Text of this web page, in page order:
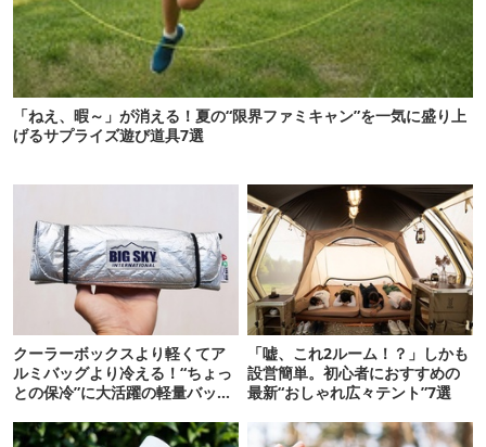
「ねえ、暇～」が消える！夏の“限界ファミキャン”を一気に盛り上
げるサプライズ遊び道具7選
クーラーボックスより軽くてア
ルミバッグより冷える！“ちょっ
との保冷”に大活躍の軽量バッグ
「嘘、これ2ルーム！？」しかも
設営簡単。初心者におすすめの
最新“おしゃれ広々テント”7選